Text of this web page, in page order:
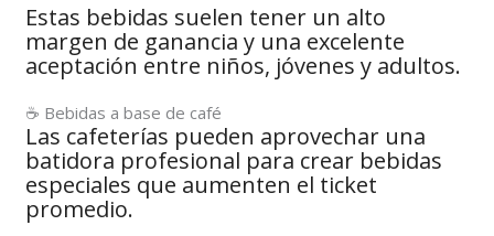
Estas bebidas suelen tener un alto
margen de ganancia y una excelente
aceptación entre niños, jóvenes y adultos.
☕ Bebidas a base de café
Las cafeterías pueden aprovechar una
batidora profesional para crear bebidas
especiales que aumenten el ticket
promedio.